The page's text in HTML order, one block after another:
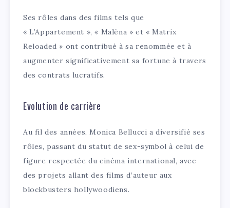
Ses rôles dans des films tels que
« L’Appartement », « Malèna » et « Matrix
Reloaded » ont contribué à sa renommée et à
augmenter significativement sa fortune à travers
des contrats lucratifs.
Evolution de carrière
Au fil des années, Monica Bellucci a diversifié ses
rôles, passant du statut de sex-symbol à celui de
figure respectée du cinéma international, avec
des projets allant des films d’auteur aux
blockbusters hollywoodiens.